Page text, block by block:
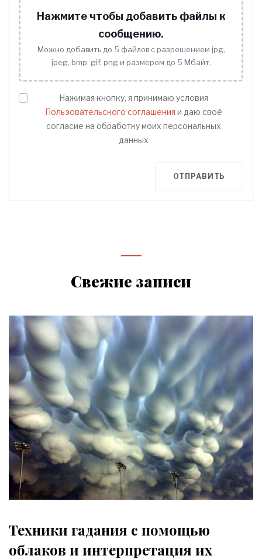
Нажмите чтобы добавить файлы к
сообщению.
Можно добавить до 5 файлов с разрешением jpg,
jpeg, bmp, gif, png и размером до 5 Мбайт.
Нажимая кнопку, я принимаю условия
Пользовательского соглашения и даю своё
согласие на обработку моих персональных
данных
ОТПРАВИТЬ
Свежие записи
Техники гадания с помощью
облаков и интерпретация их